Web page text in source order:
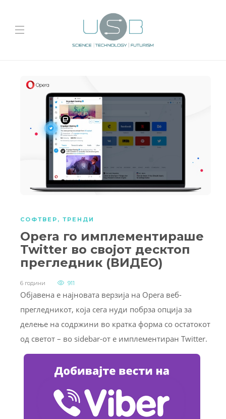
СОФТВЕР , ТРЕНДИ
Opera го имплементираше
Twitter во својот десктоп
прегледник (ВИДЕО)
6 години 911
Објавена е најновата верзија на Opera веб-
прегледникот, која сега нуди побрза опција за
делење на содржини во кратка форма со остатокот
од светот – во sidebar-от е имплементиран Twitter.